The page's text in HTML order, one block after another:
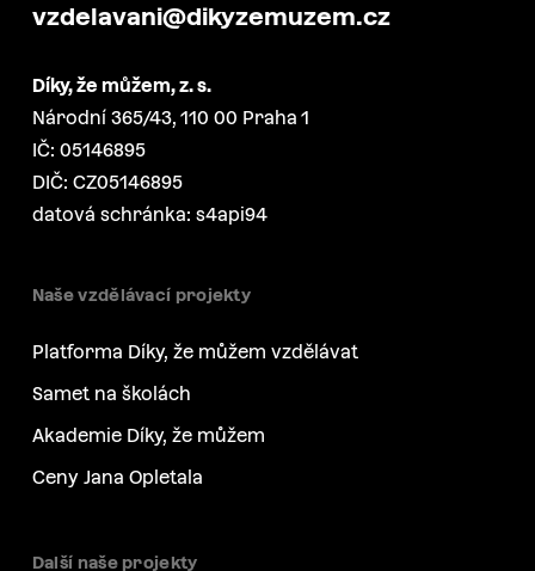
vzdelavani@dikyzemuzem.cz
Díky, že můžem, z. s.
Národní 365/43, 110 00 Praha 1
IČ: 05146895
DIČ: CZ05146895
datová schránka: s4api94
Naše vzdělávací projekty
Platforma Díky, že můžem vzdělávat
Samet na školách
Akademie Díky, že můžem
Ceny Jana Opletala
Další naše projekty